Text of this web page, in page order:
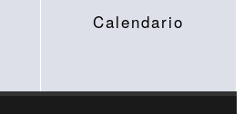
Calendario